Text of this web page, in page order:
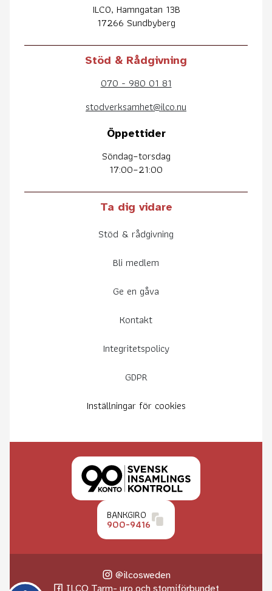
ILCO, Hamngatan 13B
17266 Sundbyberg
Stöd & Rådgivning
070 - 980 01 81
stodverksamhet@ilco.nu
Öppettider
Söndag–torsdag
17:00–21:00
Ta dig vidare
Stöd & rådgivning
Bli medlem
Ge en gåva
Kontakt
Integritetspolicy
GDPR
Inställningar för cookies
BANKGIRO
900-9416
@ilcosweden
ILCO Tarm- uro och stomiförbundet